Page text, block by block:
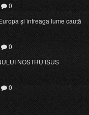
0
și întreaga lume caută
0
NOSTRU ISUS
0